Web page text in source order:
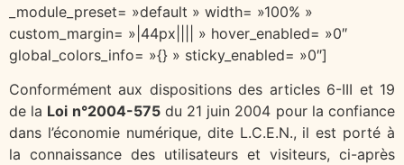
_module_preset= »default » width= »100% »
custom_margin= »|44px|||| » hover_enabled= »0″
global_colors_info= »{} » sticky_enabled= »0″]
Conformément aux dispositions des articles 6-III et 19
de la Loi n°2004-575du 21 juin 2004 pour la confiance
dans l’économie numérique, dite L.C.E.N., il est porté à
la connaissance des utilisateurs et visiteurs, ci-après